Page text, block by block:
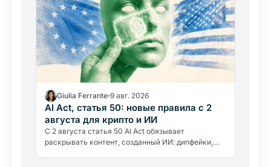
Giulia Ferrante 9 авг. 2026
AI Act, статья 50: новые правила с 2
августа для крипто и ИИ
С 2 августа статья 50 AI Act обязывает
раскрывать контент, созданный ИИ: дипфейки,